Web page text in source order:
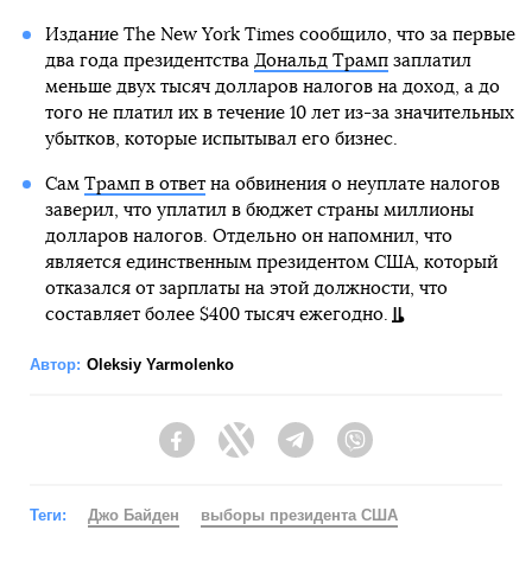
Издание The New York Times сообщило, что за первые
два года президентства Дональд Трампзаплатил
меньше двух тысяч долларов налогов на доход, а до
того не платил их в течение 10 лет из-за значительных
убытков, которые испытывал его бизнес.
Сам Трамп в ответна обвинения о неуплате налогов
заверил, что уплатил в бюджет страны миллионы
долларов налогов. Отдельно он напомнил, что
является единственным президентом США, который
отказался от зарплаты на этой должности, что
составляет более $400 тысяч ежегодно.
Автор: Oleksiy Yarmolenko
FacebookTwitter Telegram
Теги: Джо Байден выборы президента США